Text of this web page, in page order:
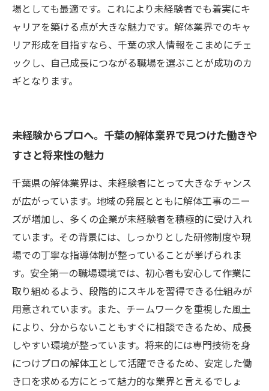
場としても最適です。これにより未経験者でも着実にキ
ャリアを築ける点が大きな魅力です。解体業界でのキャ
リア形成を目指すなら、千葉の求人情報をこまめにチェ
ックし、自己成長につながる職場を選ぶことが成功のカ
ギとなります。
未経験からプロへ。千葉の解体業界で見つけた働きや
すさと将来性の魅力
千葉県の解体業界は、未経験者にとって大きなチャンス
が広がっています。地域の発展とともに解体工事のニー
ズが増加し、多くの企業が未経験者を積極的に受け入れ
ています。その背景には、しっかりとした研修制度や現
場での丁寧な指導体制が整っていることが挙げられま
す。安全第一の職場環境では、初心者も安心して作業に
取り組めるよう、段階的にスキルを習得できる仕組みが
用意されています。また、チームワークを重視した風土
により、分からないこともすぐに相談できるため、成長
しやすい環境が整っています。将来的には専門技術を身
につけプロの解体工として活躍できるため、安定した働
き口を求める方にとって魅力的な業界と言えるでしょ